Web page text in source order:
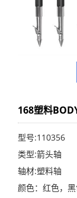
168塑料
型号:110356
类型:箭头轴
轴材:塑料轴
颜色：红色，